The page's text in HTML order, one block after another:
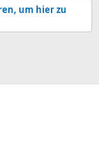
um hier zu